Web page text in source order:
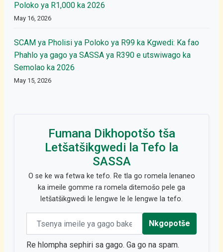
Poloko ya R1,000 ka 2026
May 16, 2026
SCAM ya Pholisi ya Poloko ya R99 ka Kgwedi: Ka fao
Phahlo ya gago ya SASSA ya R390 e utswiwago ka
Semolao ka 2026
May 15, 2026
Fumana Dikhopotšo tša
Letšatšikgwedi la Tefo la
SASSA
O se ke wa fetwa ke tefo. Re tla go romela lenaneo
ka imeile gomme ra romela ditemošo pele ga
letšatšikgwedi le lengwe le le lengwe la tefo.
Email address
Nkgopotše
Re hlompha sephiri sa gago. Ga go na spam.